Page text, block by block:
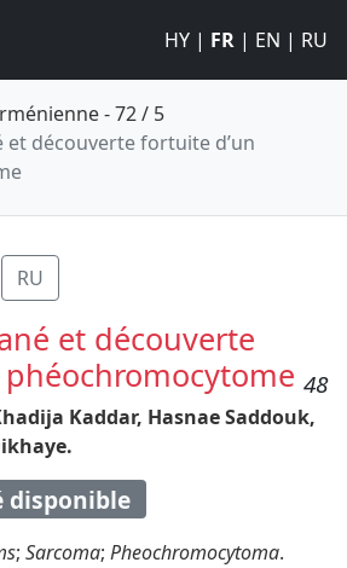
HY | FR | EN | RU
- 72 / 5
et découverte fortuite d’un
RU
et découverte
48
Kaddar, Hasnae Saddouk,
disponible
; Sarcoma; Pheochromocytoma.